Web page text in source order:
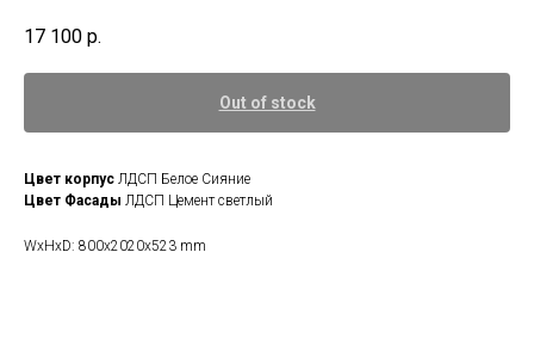
17 100 р.
Out of stock
Цвет корпус ЛДСП Белое Сияние
Цвет Фасады ЛДСП Цемент светлый
WxHxD: 800x2020x523 mm